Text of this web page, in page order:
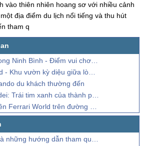
vào thiên nhiên hoang sơ với nhiều cảnh
địa điểm du lịch nổi tiếng và thu hút
tham q
Bình - Điểm vui chơi ấn tượng, hấp dẫn
vườn kỳ diệu giữa lòng Hàn Quốc
du khách thường đến
tim xanh của thành phố Debrecen
World trên đường đến Abu Dhabi
hướng dẫn tham quan chi tiết